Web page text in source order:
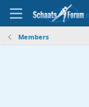
Members